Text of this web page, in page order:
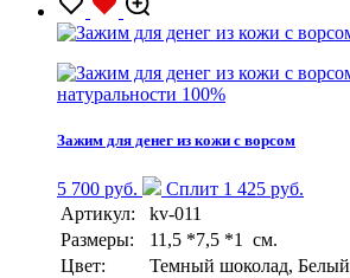
натуральности 100%
Зажим для денег из кожи с ворсом
5 700 руб.
Сплит 1 425 руб.
Артикул:
kv-011
Размеры:
11,5 *7,5 *1 см.
Цвет:
Темный шоколад, Белый